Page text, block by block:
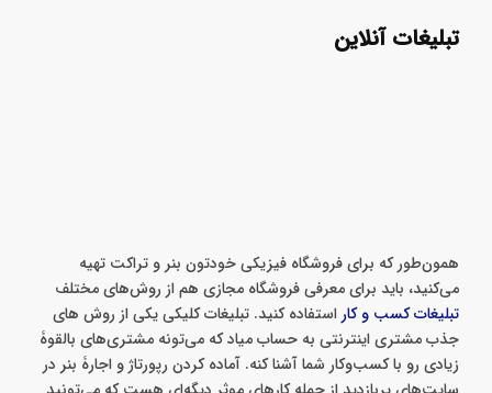
تبلیغات آنلاین
همون‌طور که برای فروشگاه فیزیکی خودتون بنر و تراکت تهیه
می‌کنید، باید برای معرفی فروشگاه مجازی هم از روش‌های مختلف
تبلیغات کسب و کاراستفاده کنید. تبلیغات کلیکی یکی از روش های
جذب مشتری اینترنتی به حساب میاد که می‌تونه مشتری‌های بالقوۀ